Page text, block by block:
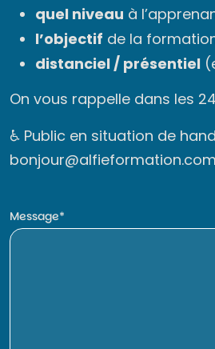
quel niveau à
l’objectif de la
distanciel / présentiel
On vous rappelle dans les
♿ Public en situation de
bonjour@alfieformation.com
Message